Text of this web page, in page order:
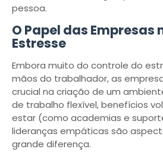
pessoa.
O Papel das Empresas
Estresse
Embora muito do controle do
mãos do trabalhador, as
crucial na criação de um
de trabalho flexível, benefícios
estar (como academias e
lideranças empáticas são
grande diferença.